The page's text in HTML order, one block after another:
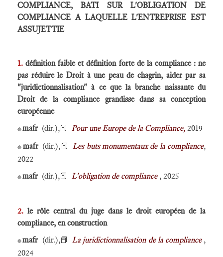
COMPLIANCE, BATI SUR L'OBLIGATION DE
COMPLIANCE A LAQUELLE L'ENTREPRISE EST
ASSUJETTIE
1.définition faible et définition forte de la compliance : ne
pas réduire le Droit à une peau de chagrin, aider par sa
"juridictionnalisation" à ce que la branche naissante du
Droit de la compliance grandisse dans sa conception
européenne
🔴 mafr(dir.),📕 Pour une Europe de la Compliance, 2019
🔴 mafr(dir.),📕Les buts monumentaux de la compliance,
2022
🔴 mafr(dir.),📕 L'obligation de compliance, 2025
2. le rôle central du juge dans le droit européen de la
compliance, en construction
🔴mafr(dir.),📕La juridictionnalisation de la compliance,
2024